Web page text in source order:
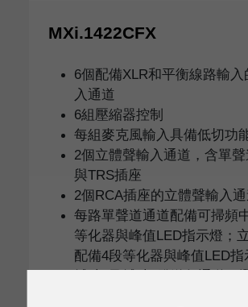
MXi.1422CFX
6個配備XLR和平衡線路輸
入通道
6組壓縮器控制
每組麥克風輸入具備低切功
2個立體聲輸入通道，含單聲
與TRS插座
2個RCA插座的立體聲輸入
每路單聲道通道配備可掃頻
等化器與峰值LED指示燈；
配備4段等化器與峰值LED指